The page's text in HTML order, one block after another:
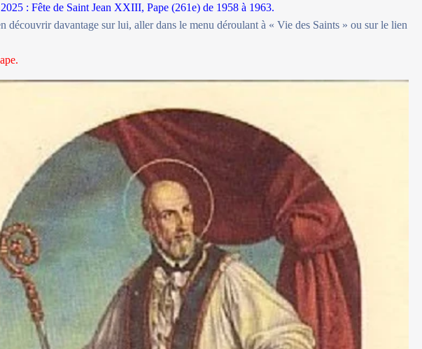
: Fête de Saint Jean XXIII, Pape (261e) de 1958 à 1963.
découvrir davantage sur lui, aller dans le menu déroulant à « Vie des Saints » ou sur le lien